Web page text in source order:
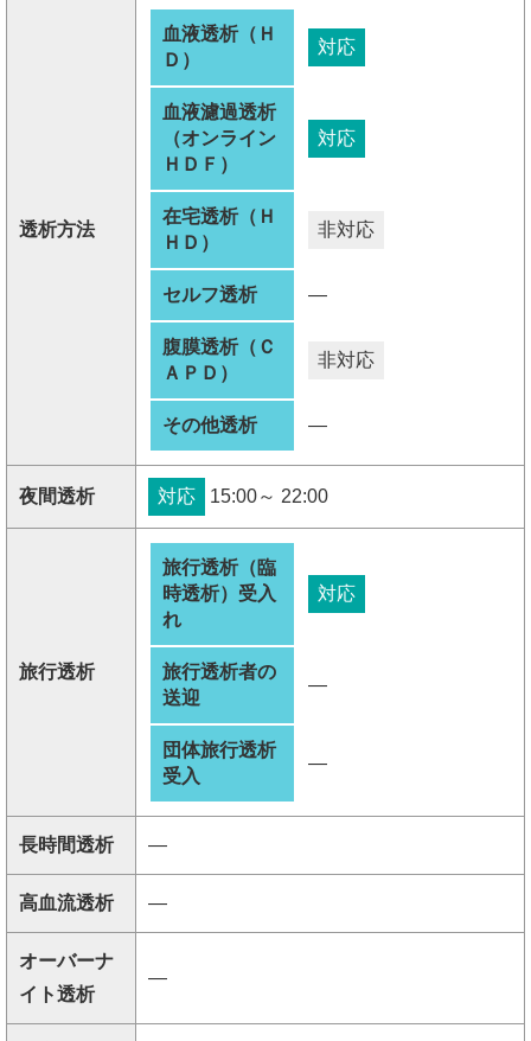
透析方法
血液透析（Ｈ
Ｄ）
対応
血液濾過透析
（オンライン
ＨＤＦ）
対応
在宅透析（Ｈ
ＨＤ）
非対応
セルフ透析 ―
腹膜透析（Ｃ
ＡＰＤ）
非対応
その他透析 ―
夜間透析 対応 15:00～ 22:00
旅行透析
旅行透析（臨
時透析）受入
れ
対応
旅行透析者の
送迎
―
団体旅行透析
受入
―
長時間透析 ―
高血流透析 ―
オーバーナ
イト透析
―